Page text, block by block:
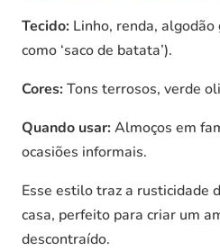
Tecido: Linho, renda,
como ‘saco de batata’).
Cores:Tons terrosos, verde
Quando usar:Almoços em
ocasiões informais.
Esse estilo traz a rusticidade
casa, perfeito para criar um
descontraído.